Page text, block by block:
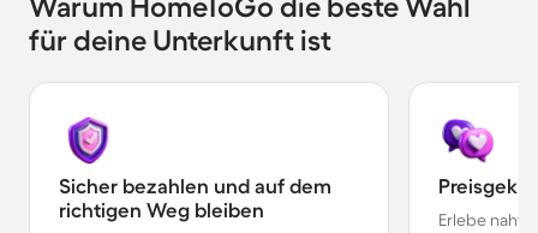
Warum HomeToGo die beste Wahl
für deine Unterkunft ist
Sicher bezahlen und auf dem
richtigen Weg bleiben
Erlebe